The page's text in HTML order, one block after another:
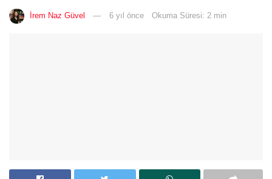
İrem Naz Güvel 6 yıl önce Okuma Süresi: 2 min